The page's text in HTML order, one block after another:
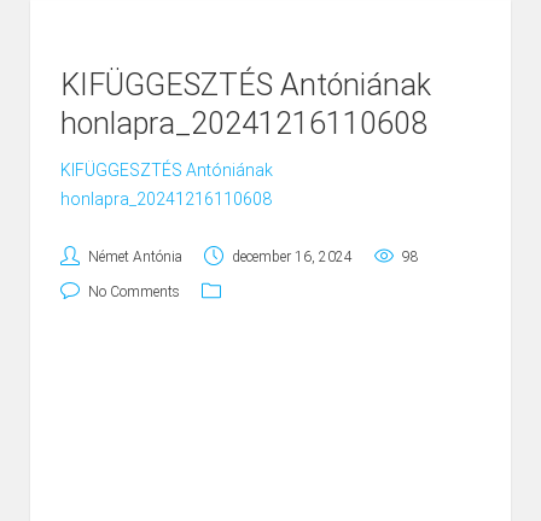
KIFÜGGESZTÉS Antóniának
honlapra_20241216110608
KIFÜGGESZTÉS Antóniának
honlapra_20241216110608
Német Antónia december 16, 2024 98
No Comments